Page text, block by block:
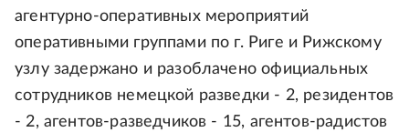
агентурно-оперативных мероприятий
оперативными группами по г. Риге и Рижскому
узлу задержано и разоблачено официальных
сотрудников немецкой разведки - 2, резидентов
- 2, агентов-разведчиков - 15, агентов-радистов